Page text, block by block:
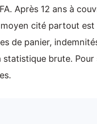
Après 12 ans à
cité partout
de panier,
statistique brute.